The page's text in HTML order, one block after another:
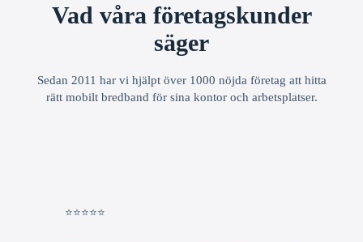
Vad våra företagskunder
säger
Sedan 2011 har vi hjälpt över 1000 nöjda företag att hitta
rätt mobilt bredband för sina kontor och arbetsplatser.
⭐⭐⭐⭐⭐